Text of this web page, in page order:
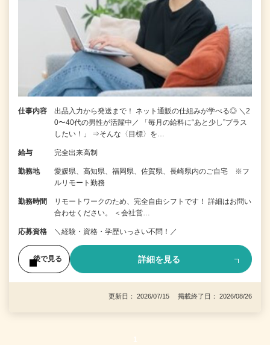
仕事内容
出品入力から発送まで！ ネット通販の仕組みが学べる◎ ＼2
0〜40代の男性が活躍中／ 「毎月の給料に“あと少し”プラス
したい！」 ⇒そんな〈目標〉を…
給与 完全出来高制
勤務地
愛媛県、高知県、福岡県、佐賀県、長崎県内のご自宅 ※フ
ルリモート勤務
勤務時間
リモートワークのため、完全自由シフトです！ 詳細はお問い
合わせください。 ＜会社営…
応募資格 ＼経験・資格・学歴いっさい不問！／
後で見る 詳細を見る
更新日： 2026/07/15 掲載終了日： 2026/08/26
1